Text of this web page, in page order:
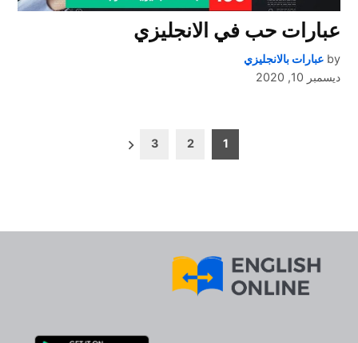
عبارات حب في الانجليزي
by عبارات بالانجليزي
ديسمبر 10, 2020
1
2
3